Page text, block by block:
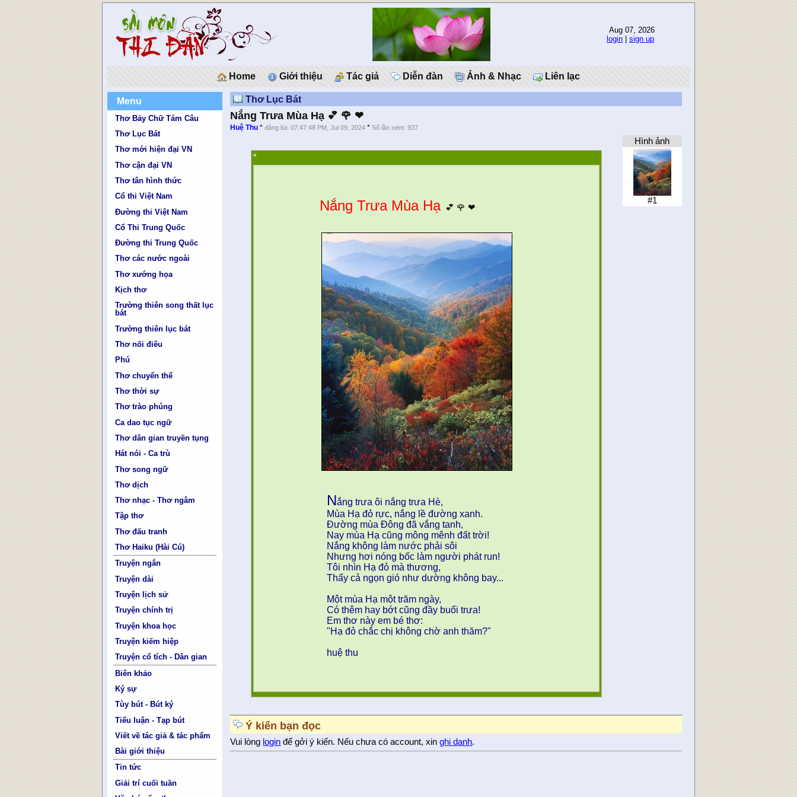
Aug 07, 2026
login
sign up
Home Giới thiệu Tác giả Diễn đàn Ảnh & Nhạc Liên lạc
Menu
Thơ Bảy Chữ Tám Câu
Thơ Lục Bát
Thơ mới hiện đại VN
Thơ cận đại VN
Thơ tân hình thức
Cổ thi Việt Nam
Đường thi Việt Nam
Cổ Thi Trung Quốc
Đường thi Trung Quốc
Thơ các nước ngoài
Thơ xướng họa
Kịch thơ
Trường thiên song thất lục
bát
Trường thiên lục bát
Thơ nối điêu
Phú
Thơ chuyển thể
Thơ thời sự
Thơ trào phúng
Ca dao tục ngữ
Thơ dân gian truyền tụng
Hát nói - Ca trù
Thơ song ngữ
Thơ dịch
Thơ nhạc - Thơ ngâm
Tập thơ
Thơ đấu tranh
Thơ Haiku (Hài Cú)
Truyện ngắn
Truyện dài
Truyện lịch sử
Truyện chính trị
Truyện khoa học
Truyện kiếm hiệp
Truyện cổ tích - Dân gian
Biên khảo
Ký sự
Tùy bút - Bút ký
Tiểu luận - Tạp bút
Viết về tác giả & tác phẩm
Bài giới thiệu
Tin tức
Giải trí cuối tuần
Thơ Lục Bát
Nắng Trưa Mùa Hạ 💕 🌹 ❤
Huệ Thu *đăng lúc 07:47:48 PM, Jul 09, 2024 *Số lần xem: 937
Hình ảnh
#1
*
Nắng Trưa Mùa Hạ💕 🌹 ❤
Nắng trưa ôi nắng trưa Hè,
Mùa Hạ đỏ rực, nắng lề đường xanh.
Đường mùa Đông đã vắng tanh,
Nay mùa Hạ cũng mông mênh đất trời!
Nắng không làm nước phải sôi
Nhưng hơi nóng bốc làm người phát run!
Tôi nhìn Hạ đỏ mà thương,
Thấy cả ngọn gió như dường không bay...
Một mùa Hạ một trăm ngày,
Có thêm hay bớt cũng đầy buổi trưa!
Em thơ này em bé thơ:
"Hạ đỏ chắc chị không chờ anh thăm?"
huệ thu
Ý kiến bạn đọc
Vui lòng login để gởi ý kiến. Nếu chưa có account, xinghi danh.